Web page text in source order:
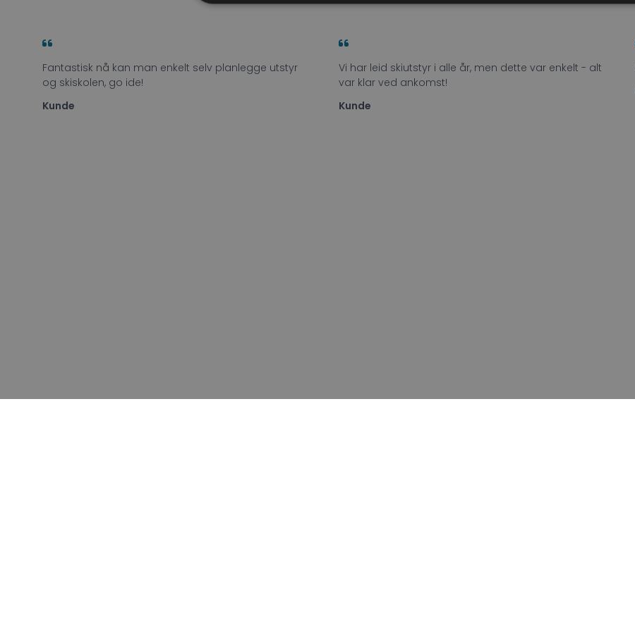
Fantastisk nå kan man enkelt selv planlegge utstyr
og skiskolen, go ide!
Kunde
Vi har leid skiutstyr i alle år, men dette var enkelt - alt
var klar ved ankomst!
Kunde